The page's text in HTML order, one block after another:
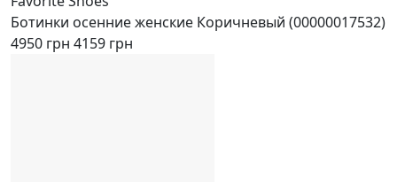
Ботинки осенние женские Коричневый (00000017532)
4950 грн 4159 грн